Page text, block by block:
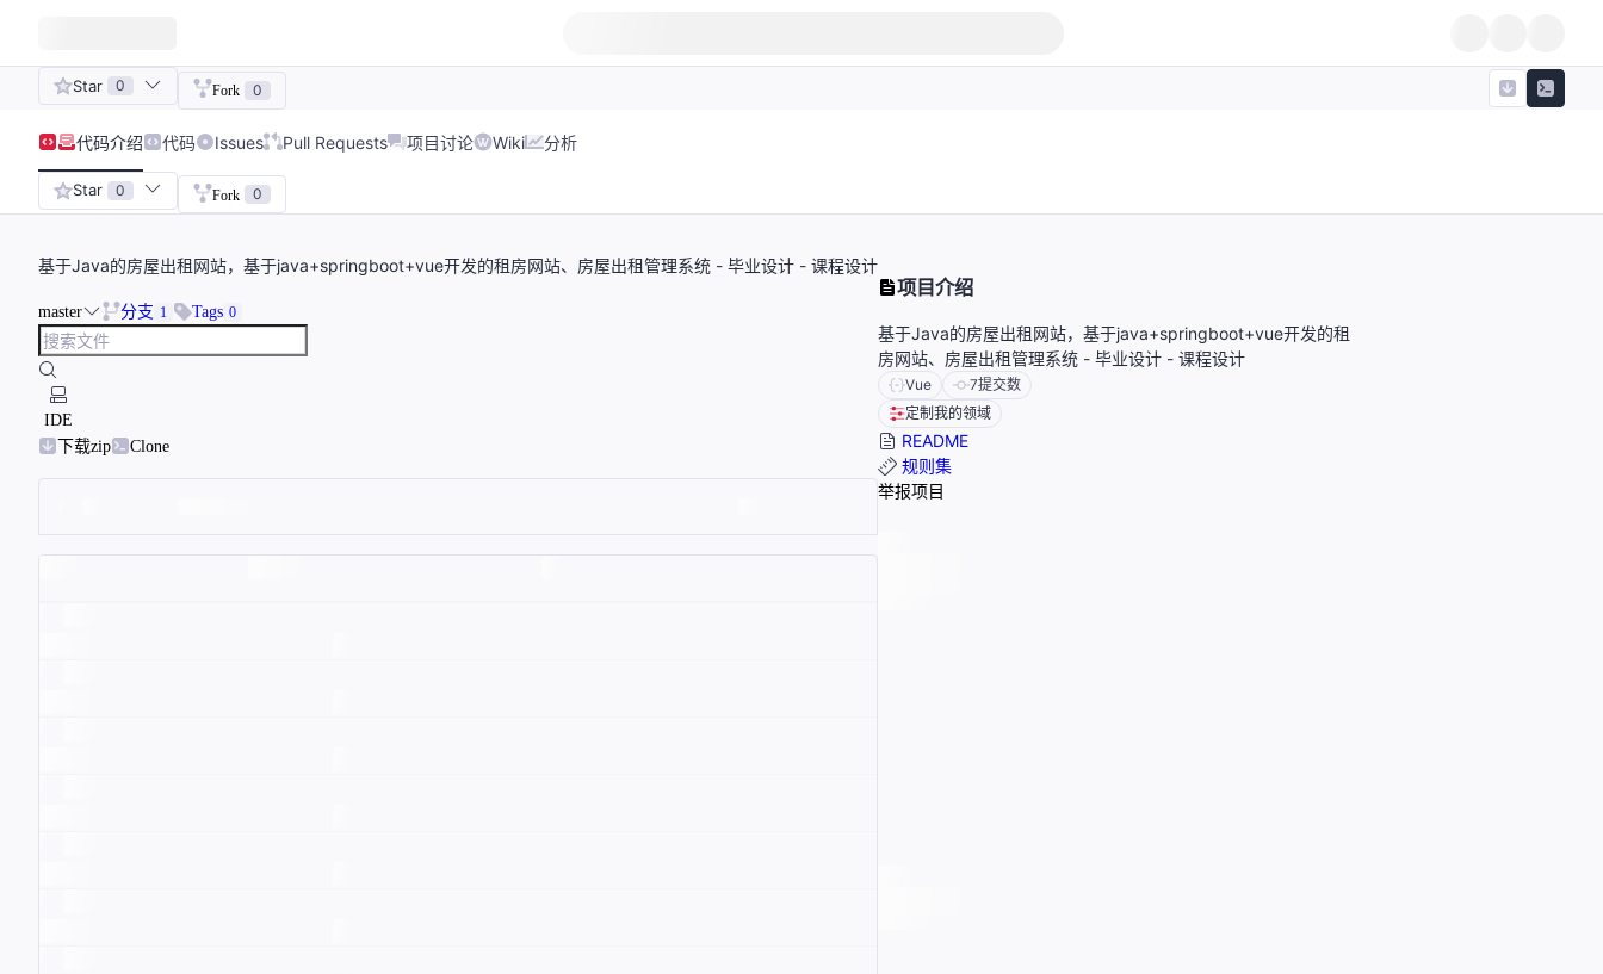
Star 0 Fork 0
代码介绍 代码 Issues Pull Requests 项目讨论 Wiki 分析
Star 0 Fork 0
基于Java的房屋出租网站，基于java+springboot+vue开发的租房网站、房屋出租管理系统 - 毕业设计 - 课程设计
master 分支 1 Tags 0
IDE
下载zip
Clone
项目介绍
基于Java的房屋出租网站，基于java+springboot+vue开发的租
房网站、房屋出租管理系统 - 毕业设计 - 课程设计
Vue 7提交数
定制我的领域
README
规则集
举报项目